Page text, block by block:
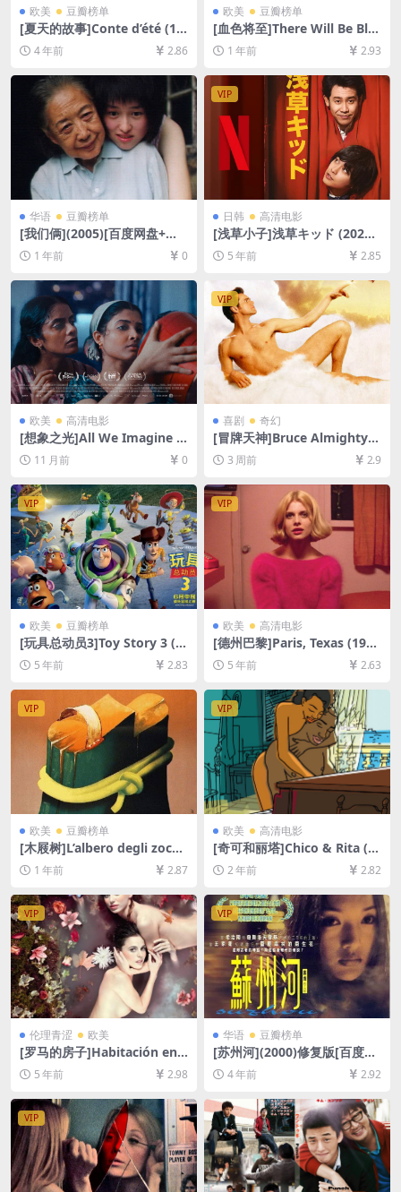
欧美 豆瓣榜单
[夏天的故事]Conte d’été (19
96)[百度网盘+迅雷云盘资源1
080P超清未删减][MP4/6GB]
[中文字幕]
4 年前 2.86
欧美 豆瓣榜单
[血色将至]There Will Be Blo
od (2007)[百度网盘+夸克网
盘1080P超清未删减资源][网
盘在线播放/下载][MP4/10G
B][中英字幕]
1 年前 2.93
华语 豆瓣榜单
[我们俩](2005)[百度网盘+夸
克网盘1080P超清未删减资源]
[网盘在线播放/下载][MP4/5.
1 年前 0
VIP
日韩 高清电影
[浅草小子]浅草キッド (2021)
[百度网盘+迅雷云盘资源1080
P超清未删减][MP4/8.0GB][日
5 年前 2.85
欧美 高清电影
[想象之光]All We Imagine a
s Light (2024)[百度网盘+夸
克网盘1080P超清未删减资源]
[网盘在线播放/下载][MP4/7.
8GB][中文字幕]
11 月前 0
VIP
喜剧 奇幻
[冒牌天神]Bruce Almighty
(2003)[百度网盘+夸克网盘10
80P超清未删减资源][网盘在
线播放/下载][MP4/6.8GB][中
英字幕]
3 周前 2.9
VIP
欧美 豆瓣榜单
[玩具总动员3]Toy Story 3 (2
010)[百度网盘+迅雷云盘资源
1080P超清未删减][MP4/6.7G
B][中英字幕]
5 年前 2.83
VIP
欧美 高清电影
[德州巴黎]Paris, Texas (198
4)[百度网盘+迅雷云盘资源10
80P超清未删减][MP4/8.2GB]
[英语中字]
5 年前 2.63
VIP
欧美 豆瓣榜单
[木屐树]L’albero degli zocco
li (1978)[百度网盘+夸克网盘1
080P超清未删减资源][网盘在
文字幕]
1 年前 2.87
VIP
欧美 高清电影
[奇可和丽塔]Chico & Rita (2
010)[百度网盘+夸克网盘1080
P超清未删减资源][网盘在线播
幕]
2 年前 2.82
VIP
伦理青涩 欧美
[罗马的房子]Habitación en
Roma (2010)[百度网盘+迅雷
云盘资源1080P超清未删减]
[MP4/6.3GB][中英字幕]【手
机无法在线播放，请下载防和
谐压缩包（含解压密码）】
5 年前 2.98
VIP
华语 豆瓣榜单
[苏州河](2000)修复版[百度网
盘+夸克网盘+迅雷云盘资源10
80P超清未删减][MP4/5GB]
[中文字幕]
4 年前 2.92
VIP